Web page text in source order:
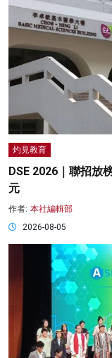
灼見教育
DSE 2026｜聯招放
元
作者: 本社編輯部
2026-08-05